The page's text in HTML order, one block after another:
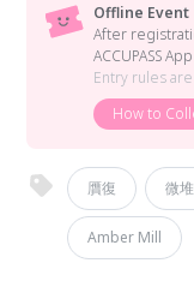
Offline Event
After
ACCUPASS
Entry rules
How to
贋復 微
Amber Mill